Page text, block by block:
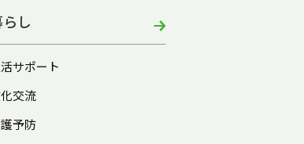
し
サポート
交流
予防